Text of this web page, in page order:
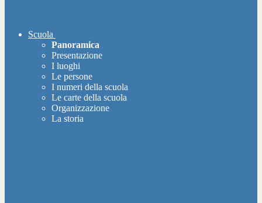
Scuola
Panoramica
Presentazione
I luoghi
Le persone
I numeri della scuola
Le carte della scuola
Organizzazione
La storia